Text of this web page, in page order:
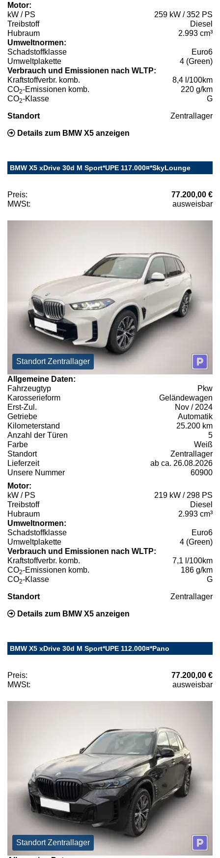
Motor:
kW / PS
259 kW / 352 PS
Treibstoff
Diesel
Hubraum
2.993 cm³
Umweltnormen:
Schadstoffklasse
Euro6
Umweltplakette
4 (Green)
Verbrauch und Emissionen nach WLTP:
Kraftstoffverbr. komb.
8,4 l/100km
CO2-Emissionen komb.
220 g/km
CO2-Klasse G
Standort Zentrallager
Details zum BMW X5 anzeigen
BMW X5 xDrive 30d M Sport*UPE 117.000¤*SkyLounge
Preis:
77.200,00 €
MWSt:
ausweisbar
Standort Zentrallager
Allgemeine Daten:
Fahrzeugtyp
Pkw
Karosserieform
Geländewagen
Erst-Zul.
Nov / 2024
Getriebe
Automatik
Kilometerstand
25.200 km
Anzahl der Türen
5
Farbe
Weiß
Standort
Zentrallager
Lieferzeit
ab ca. 26.08.2026
Unsere Nummer
60900
Motor:
kW / PS
219 kW / 298 PS
Treibstoff
Diesel
Hubraum
2.993 cm³
Umweltnormen:
Schadstoffklasse
Euro6
Umweltplakette
4 (Green)
Verbrauch und Emissionen nach WLTP:
Kraftstoffverbr. komb.
7,1 l/100km
CO2-Emissionen komb.
186 g/km
CO2-Klasse G
Standort Zentrallager
Details zum BMW X5 anzeigen
BMW X5 xDrive 30d M Sport*UPE 112.000¤*Pano
Preis:
77.200,00 €
MWSt:
ausweisbar
Standort Zentrallager